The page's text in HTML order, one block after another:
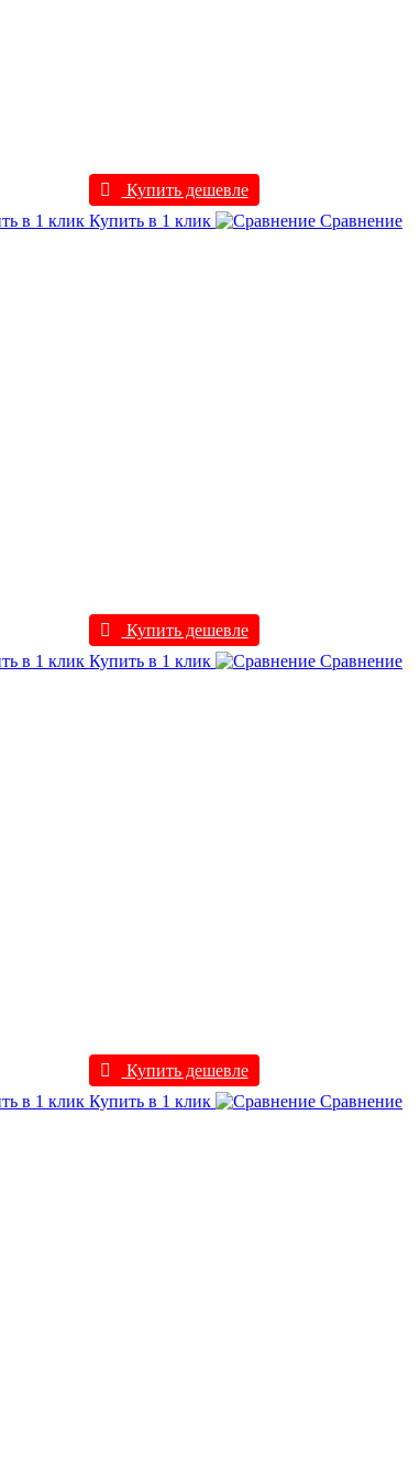
Купить дешевле
Купить в 1 клик
Сравнение
Купить дешевле
Купить в 1 клик
Сравнение
Купить дешевле
Купить в 1 клик
Сравнение